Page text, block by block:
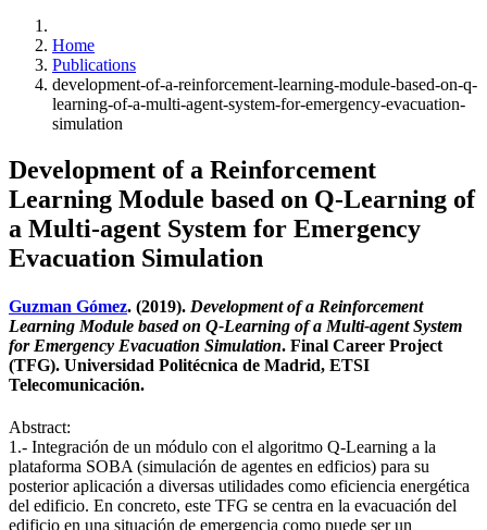
Home
Publications
development-of-a-reinforcement-learning-module-based-on-q-
learning-of-a-multi-agent-system-for-emergency-evacuation-
simulation
Development of a Reinforcement
Learning Module based on Q-Learning of
a Multi-agent System for Emergency
Evacuation Simulation
Guzman Gómez. (2019). Development of a Reinforcement
Learning Module based on Q-Learning of a Multi-agent System
for Emergency Evacuation Simulation. Final Career Project
(TFG). Universidad Politécnica de Madrid, ETSI
Telecomunicación.
Abstract:
1.- Integración de un módulo con el algoritmo Q-Learning a la
plataforma SOBA (simulación de agentes en edficios) para su
posterior aplicación a diversas utilidades como eficiencia energética
del edificio. En concreto, este TFG se centra en la evacuación del
edificio en una situación de emergencia como puede ser un